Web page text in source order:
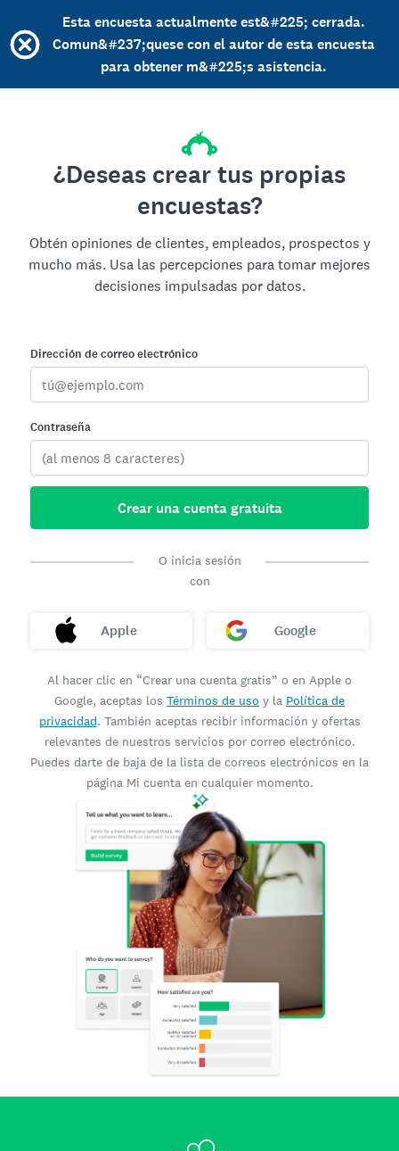
Esta encuesta actualmente est&#225; cerrada.
Comun&#237;quese con el autor de esta encuesta
para obtener m&#225;s asistencia.
¿Deseas crear tus propias
encuestas?
Obtén opiniones de clientes, empleados, prospectos y
mucho más. Usa las percepciones para tomar mejores
decisiones impulsadas por datos.
Dirección de correo electrónico
Contraseña
Crear una cuenta gratuita
O inicia sesión
con
Apple Google
Al hacer clic en “Crear una cuenta gratis” o en Apple o
Google, aceptas los Términos de uso y la Política de
privacidad. También aceptas recibir información y ofertas
relevantes de nuestros servicios por correo electrónico.
Puedes darte de baja de la lista de correos electrónicos en la
página Mi cuenta en cualquier momento.